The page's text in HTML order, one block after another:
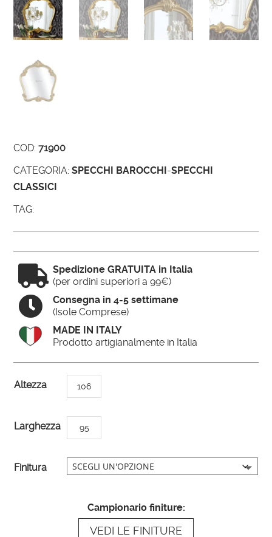
COD:71900
CATEGORIA:SPECCHI BAROCCHI -SPECCHI
CLASSICI
TAG:
 Spedizione GRATUITA in Italia
(per ordini superiori a 99€)

Consegna in 4-5 settimane
(Isole Comprese)
MADE IN ITALY
Prodotto artigianalmente in Italia
Altezza 106
Larghezza 95
Finitura
Campionario finiture:
VEDI LE FINITURE
A
e
n